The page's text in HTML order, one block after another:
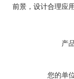
前景，设计合理应
产
您的单